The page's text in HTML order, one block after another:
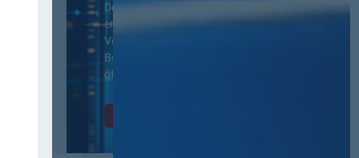
Der Thementag für die
ergänzenden
Vertragsbedingungen von IT-
Beschaffung in der
öffentlichen Verwaltung